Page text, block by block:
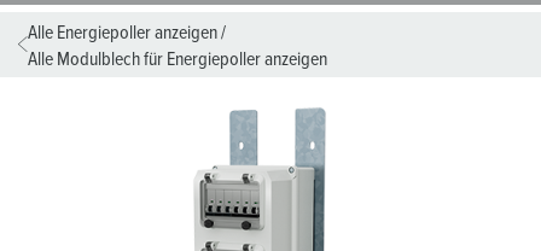
Alle Energiepoller anzeigen/
Alle Modulblech für Energiepoller anzeigen